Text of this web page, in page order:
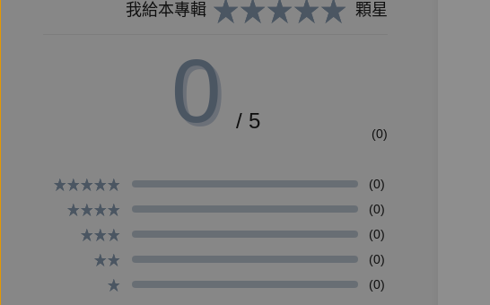
然而真正的「當自己」，就像是站在一個地方，就好，
by資深廣播人／金鐘獎得主 咖啡貓AKA楊盈箴
細細咀嚼《你就好好當你自己》一書，我心中吶喊著：「唉唷，
我一直很喜歡璽恩唱的「我把自己藏了起來」。
我給本專輯 顆星
0 / 5
(0)
(0)
(0)
(0)
(0)
(0)